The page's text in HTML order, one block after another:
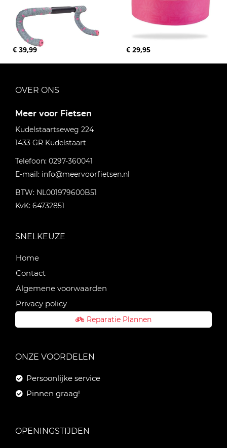
€ 39,99 € 29,95
OVER ONS
Meer voor Fietsen
Kudelstaartseweg 224
1433 GR Kudelstaart
Telefoon: 0297-360041
E-mail: info@meervoorfietsen.nl
BTW: NL001979600B51
KvK: 64732851
SNELKEUZE
Home
Contact
Algemene voorwaarden
Privacy policy
Reparatie Plannen
ONZE VOORDELEN
Persoonlijke service
Pinnen graag!
OPENINGSTIJDEN